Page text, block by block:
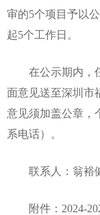
审的5个项目予以
起5个工作日。
在公示期内，任
面意见送至深圳市
意见须加盖公章，
系电话）。
联系人：翁裕健
附件：2024-